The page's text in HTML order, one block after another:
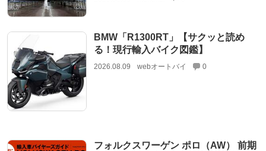
BMW「R1300RT」【サクッと読め
る！現行輸入バイク図鑑】
2026.08.09 webオートバイ 0
フォルクスワーゲン ポロ（AW） 前期